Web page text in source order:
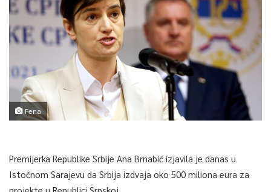
Fena
Premijerka Republike Srbije Ana Brnabić izjavila je danas u
Istočnom Sarajevu da Srbija izdvaja oko 500 miliona eura za